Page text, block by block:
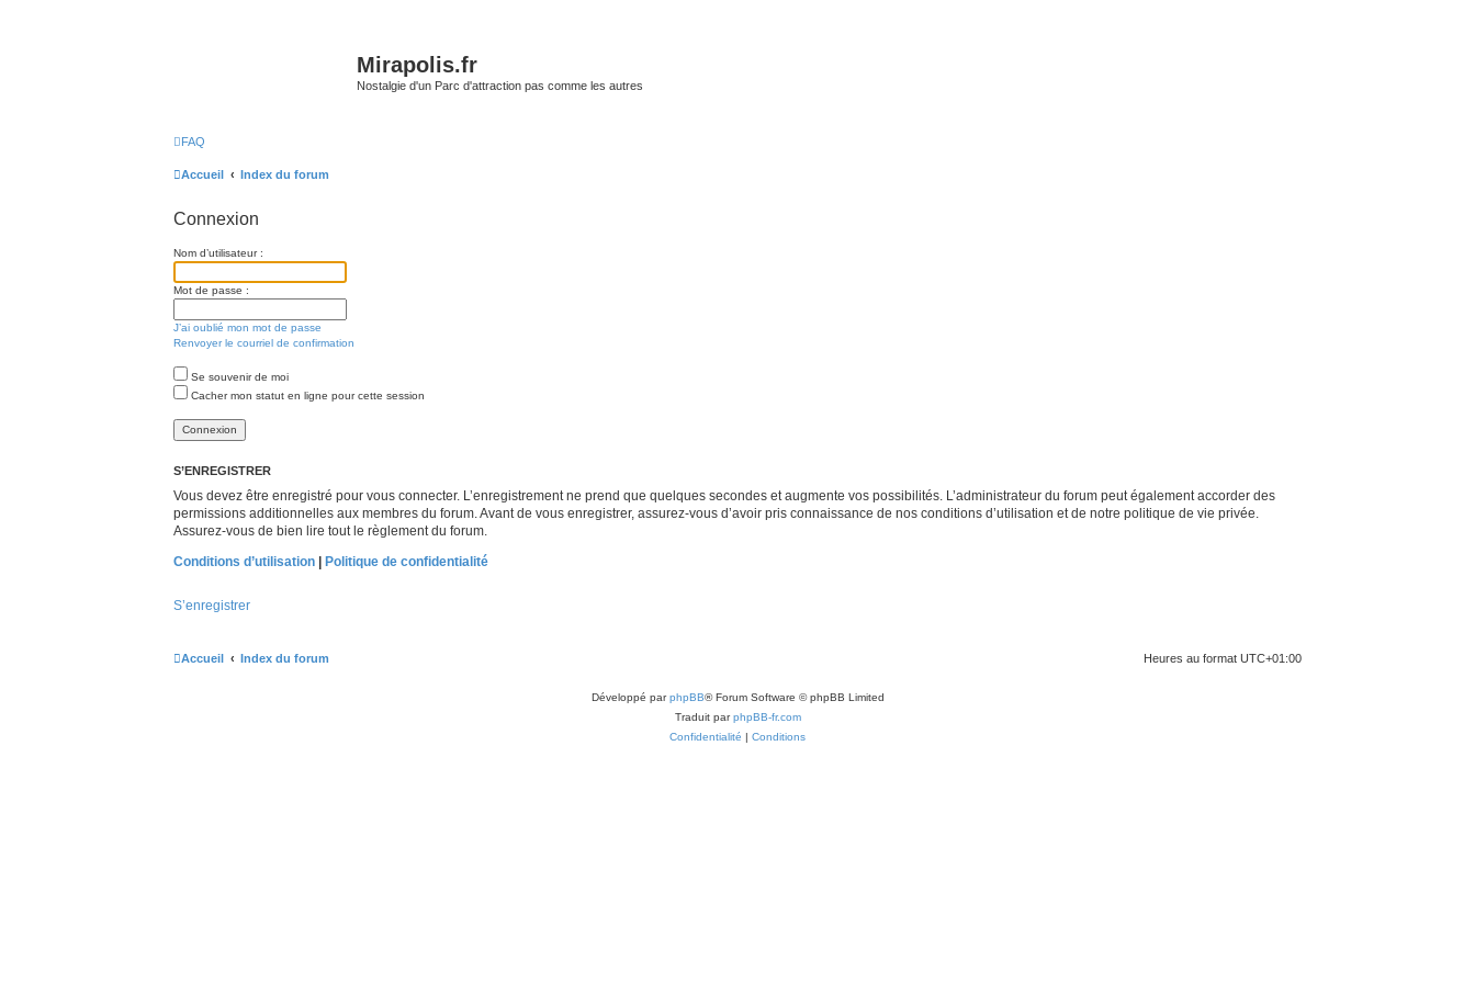
Mirapolis.fr
Nostalgie d'un Parc d'attraction pas comme les autres
FAQ
Accueil Index du forum
Connexion
Nom d’utilisateur :
Mot de passe :
J’ai oublié mon mot de passe
Renvoyer le courriel de confirmation
Se souvenir de moi
Cacher mon statut en ligne pour cette session
S’ENREGISTRER
Vous devez être enregistré pour vous connecter. L’enregistrement ne prend que quelques secondes et augmente vos possibilités. L’administrateur du forum peut également accorder des
permissions additionnelles aux membres du forum. Avant de vous enregistrer, assurez-vous d’avoir pris connaissance de nos conditions d’utilisation et de notre politique de vie privée.
Assurez-vous de bien lire tout le règlement du forum.
Conditions d’utilisation
Politique de confidentialité
S’enregistrer
Accueil Index du forum Heures au format UTC+01:00
Développé parphpBB® Forum Software © phpBB Limited
Traduit parphpBB-fr.com
Confidentialité | Conditions